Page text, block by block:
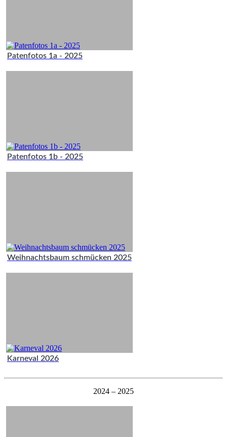
Patenfotos 1a - 2025
Patenfotos 1b - 2025
Weihnachtsbaum schmücken 2025
Karneval 2026
2024 – 2025